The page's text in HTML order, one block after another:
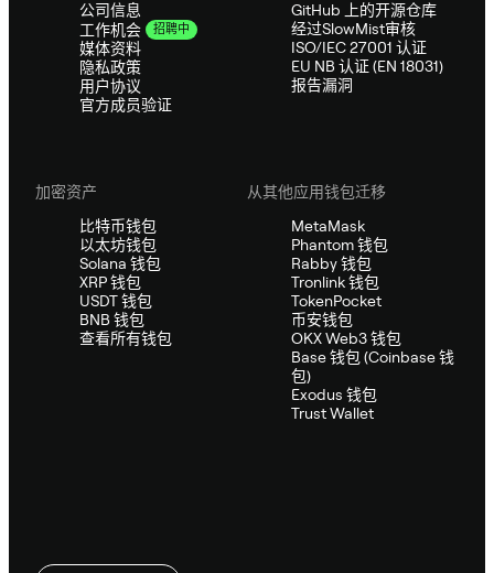
公司信息
工作机会
招聘中
媒体资料
隐私政策
用户协议
官方成员验证
GitHub 上的开源仓库
经过SlowMist审核
ISO/IEC 27001 认证
EU NB 认证 (EN 18031)
报告漏洞
加密资产
比特币钱包
以太坊钱包
Solana 钱包
XRP 钱包
USDT 钱包
BNB 钱包
查看所有钱包
从其他应用钱包迁移
MetaMask
Phantom 钱包
Rabby 钱包
Tronlink 钱包
TokenPocket
币安钱包
OKX Web3 钱包
Base 钱包 (Coinbase 钱
包)
Exodus 钱包
Trust Wallet